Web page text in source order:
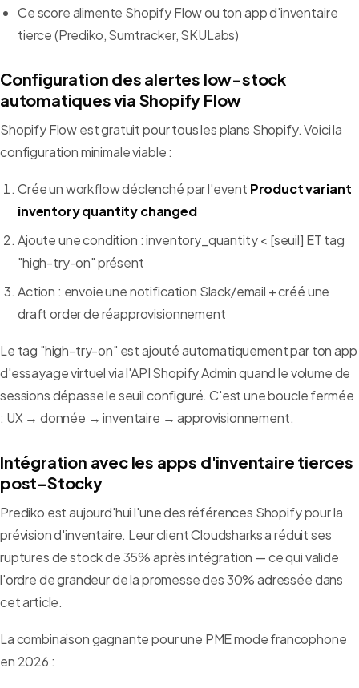
Ce score alimente Shopify Flow ou ton app d'inventaire
tierce (Prediko, Sumtracker, SKULabs)
Configuration des alertes low-stock
automatiques via Shopify Flow
Shopify Flow est gratuit pour tous les plans Shopify. Voici la
configuration minimale viable :
Crée un workflow déclenché par l'event Product variant
inventory quantity changed
Ajoute une condition : inventory_quantity < [seuil] ET tag
"high-try-on" présent
Action : envoie une notification Slack/email + créé une
draft order de réapprovisionnement
Le tag "high-try-on" est ajouté automatiquement par ton app
d'essayage virtuel via l'API Shopify Admin quand le volume de
sessions dépasse le seuil configuré. C'est une boucle fermée
: UX → donnée → inventaire → approvisionnement.
Intégration avec les apps d'inventaire tierces
post-Stocky
Prediko est aujourd'hui l'une des références Shopify pour la
prévision d'inventaire. Leur client Cloudsharks a réduit ses
ruptures de stock de 35% après intégration — ce qui valide
l'ordre de grandeur de la promesse des 30% adressée dans
cet article.
La combinaison gagnante pour une PME mode francophone
en 2026 :